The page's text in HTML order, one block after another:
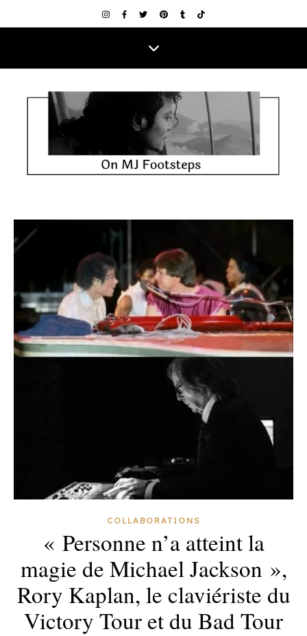
COLLABORATIONS
« Personne n’a atteint la
magie de Michael Jackson »,
Rory Kaplan, le claviériste du
Victory Tour et du Bad Tour